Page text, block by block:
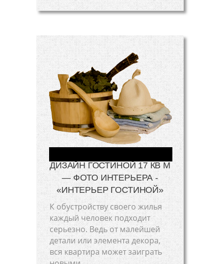
ДИЗАЙН ГОСТИНОЙ 17 КВ М
— ФОТО ИНТЕРЬЕРА -
«ИНТЕРЬЕР ГОСТИНОЙ»
К обустройству своего жилья
каждый человек подходит
серьезно. Ведь от малейшей
детали или элемента декора,
вся квартира может заиграть